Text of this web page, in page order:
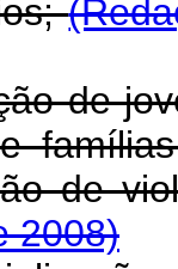
de
2008)